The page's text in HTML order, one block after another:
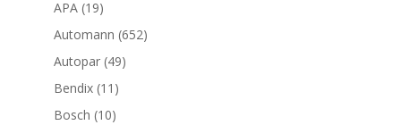
APA 1919
productos
Automann 652652
Autopar 4949
Bendix 11 11
productos
Bosch 1010